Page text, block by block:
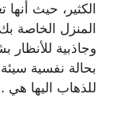
الكثير، حيث
المنزل الخاصة بك
وجاذبية للأنظار
بحالة نفسية
للذهاب اليها هي